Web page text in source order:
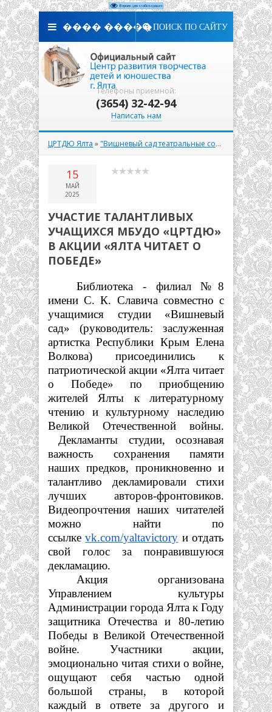
Телефоны приемной:
(3654) 32-42-94
Написать нам
ПОИСК ПО САЙТУ
���� �����
ЦРТДЮ Ялта »"Вишневый сад театральные события" »
15
МАЙ
2025
УЧАСТИЕ ТАЛАНТЛИВЫХ
УЧАЩИХСЯ МБУДО «ЦРТДЮ»
В АКЦИИ «ЯЛТА ЧИТАЕТ О
ПОБЕДЕ»
Библиотека - филиал №8
имени С. К. Славича совместно с
учащимися студии «Вишневый
сад» (руководитель: заслуженная
артистка Республики Крым Елена
Волкова) присоединились к
патриотической акции «Ялта читает
о Победе» по приобщению
жителей Ялты к литературному
чтению и культурному наследию
Великой Отечественной войны.
Декламанты студии, осознавая
важность сохранения памяти
наших предков, проникновенно и
талантливо декламировали стихи
лучших авторов-фронтовиков.
Видеопрочтения наших читателей
можно найти по
ссылкеvk.com/yaltavictory и отдать
свой голос за понравившуюся
декламацию.
Акция организована
Управлением культуры
Администрации города Ялта к Году
защитника Отечества и 80-летию
Победы в Великой Отечественной
войне. Участники акции,
эмоционально читая стихи о войне,
ощущают себя частью одной
большой страны, в которой
каждый в ответе за другого и